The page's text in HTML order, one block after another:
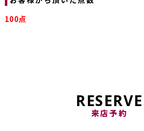
100点
RESERVE
来店予約